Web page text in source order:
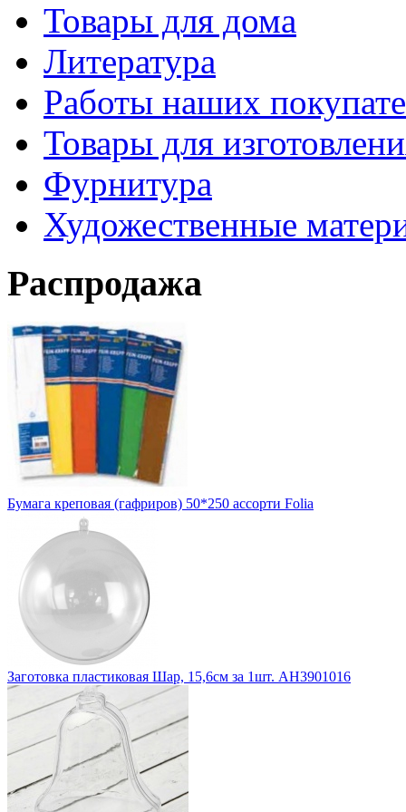
Товары для дома
Литература
Работы наших
Товары для
Фурнитура
Художественные
Распродажа
Бумага креповая (гафриров) 50*250 ассорти Folia
Заготовка пластиковая Шар, 15,6см за 1шт. АН3901016